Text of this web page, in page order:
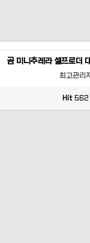
곰 미니추레라 셀프로더
최고관리
Hit 562